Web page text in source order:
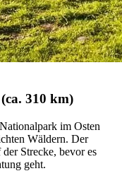
310 km)
im Osten
Wäldern. Der
Strecke, bevor es
geht.